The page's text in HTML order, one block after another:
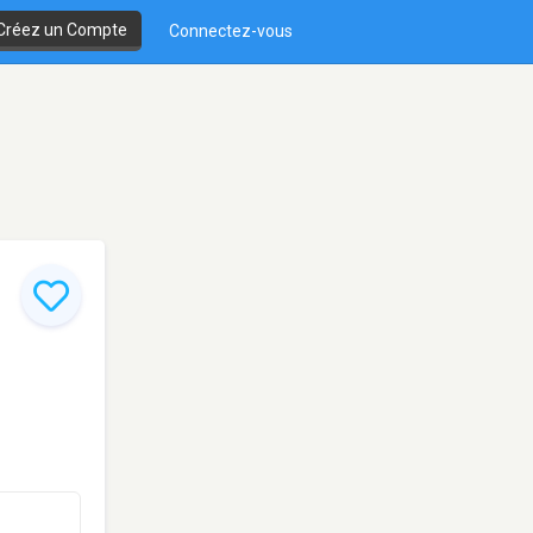
un Compte Connectez-vous